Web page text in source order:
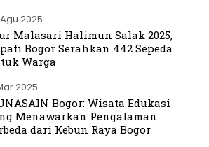
2025
Malasari Halimun Salak 2025,
Bogor Serahkan 442 Sepeda
Warga
2025
Bogor: Wisata Edukasi
Menawarkan Pengalaman
dari Kebun Raya Bogor